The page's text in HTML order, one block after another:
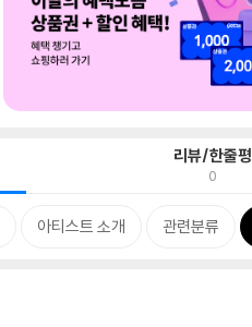
리뷰/한줄평
0
아티스트 소개 관련분류